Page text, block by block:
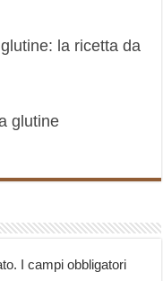
la ricetta da
glutine
I campi obbligatori